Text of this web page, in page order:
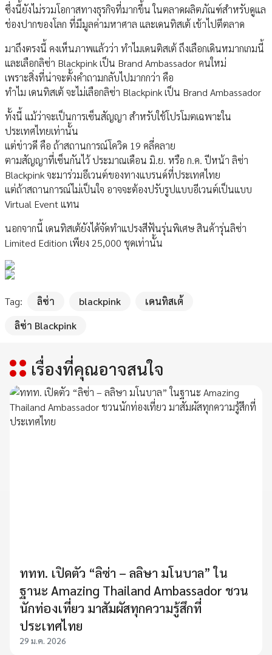
ซึ่งนี้ยังไม่รวมโอกาสทางธุรกิจที่มากขึ้น ในตลาดผลิตภัณฑ์สำหรับดูแล
ช่องปากของโลก ที่มีมูลค่ามหาศาล และเดนทิสเต้ เข้าไปตีตลาด
มาถึงตรงนี้ คงเห็นภาพแล้วว่า ทำไมเดนติสเต้ ถึงเลือกเดินหมากเกมนี้
และเลือกลิซ่า Blackpink เป็น Brand Ambassador คนใหม่
เพราะสิ่งที่น่าจะตั้งคำถามกลับไปมากกว่า คือ
ทำไม เดนทิสเต้ จะไม่เลือกลิซ่า Blackpink เป็น Brand Ambassador
ทั้งนี้ แม้ว่าจะเป็นการเซ็นสัญญา สำหรับใช้โปรโมตเฉพาะใน
ประเทศไทยเท่านั้น
แต่ข่าวดี คือ ถ้าสถานการณ์โควิด 19 คลี่คลาย
ตามสัญญาที่เซ็นกันไว้ ประมาณเดือน มิ.ย. หรือ ก.ค. ปีหน้า ลิซ่า
Blackpink จะมาร่วมอีเวนต์ของทางแบรนด์ที่ประเทศไทย
แต่ถ้าสถานการณ์ไม่เป็นใจ อาจจะต้องปรับรูปแบบอีเวนต์เป็นแบบ
Virtual Event แทน
นอกจากนี้ เดนทิสเต้ยังได้จัดทำแปรงสีฟันรุ่นพิเศษ สินค้ารุ่นลิซ่า
Limited Edition เพียง 25,000 ชุดเท่านั้น
Tag: ลิซ่า blackpink
เดนทิสเต้
ลิซ่า Blackpink
เรื่องที่คุณอาจสนใจ
ททท. เปิดตัว “ลิซ่า – ลลิษา มโนบาล” ใน
ฐานะ Amazing Thailand Ambassador ชวน
นักท่องเที่ยว มาสัมผัสทุกความรู้สึกที่
ประเทศไทย
29 ม.ค. 2026